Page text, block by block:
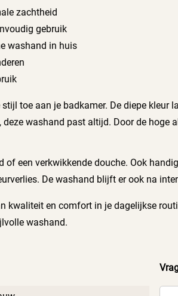
zachtheid
gebruik
washand in huis
toe aan je badkamer. De diepe
washand past altijd. Door de
of een verkwikkende douche. Ook
De washand blijft er ook na
kwaliteit en comfort in je dagelijkse
washand.